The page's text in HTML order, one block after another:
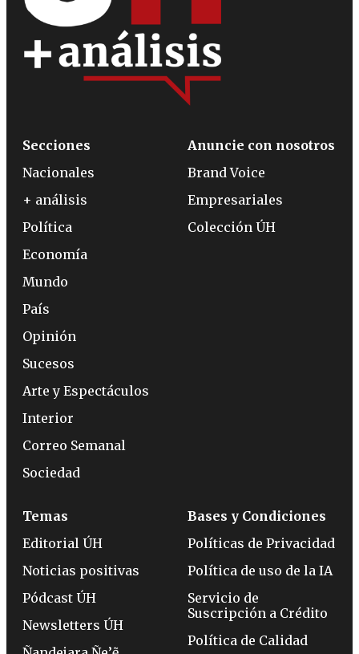
Secciones
Nacionales
+ análisis
Política
Economía
Mundo
País
Opinión
Sucesos
Arte y Espectáculos
Interior
Correo Semanal
Sociedad
Anuncie con nosotros
Brand Voice
Empresariales
Colección ÚH
Temas
Editorial ÚH
Noticias positivas
Pódcast ÚH
Newsletters ÚH
Bases y Condiciones
Políticas de Privacidad
Política de uso de la IA
Servicio de
Suscripción a Crédito
Política de Calidad